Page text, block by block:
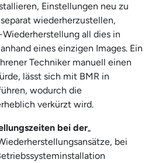
Einstellungen neu zu
wiederherzustellen,
all dies in
eines einzigen Images. Ein
Techniker manuell einen
lässt sich mit BMR in
wodurch die
verkürzt wird.
bei der„
bei